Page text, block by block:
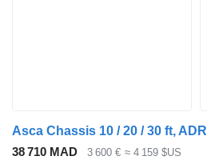
Asca Chassis 10 / 20 / 30 ft, ADR
38 710 MAD
3 600 € ≈ 4 159 $US